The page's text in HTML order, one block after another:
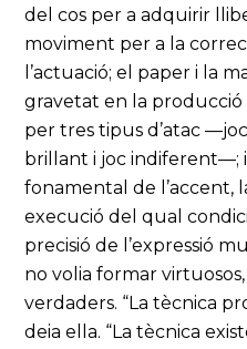
del cos per a adquirir
moviment per a la
l’actuació; el paper i la
gravetat en la producció
per tres tipus d’atac
brillant i joc indiferent—;
fonamental de l’accent,
execució del qual
precisió de l’expressió
no volia formar
verdaders. “La tècnica
deia ella. “La tècnica